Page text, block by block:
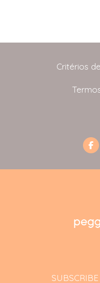
Critérios